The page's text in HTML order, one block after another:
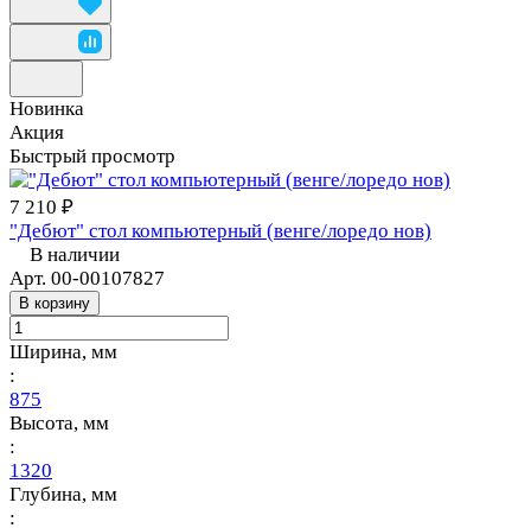
Новинка
Акция
Быстрый просмотр
7 210 ₽
"Дебют" стол компьютерный (венге/лоредо нов)
В наличии
Арт. 00-00107827
В корзину
Ширина, мм
:
875
Высота, мм
:
1320
Глубина, мм
: